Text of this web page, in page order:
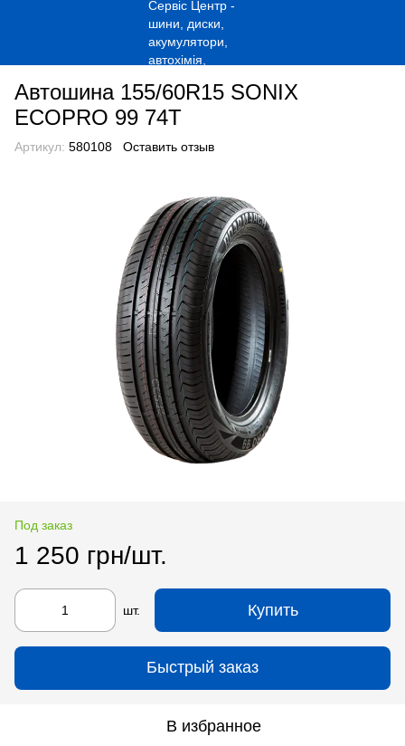
Автошина 155/60R15 SONIX
ECOPRO 99 74T
Артикул: 580108 Оставить отзыв
Под заказ
1 250 грн/шт.
шт. Купить
Быстрый заказ
В избранное